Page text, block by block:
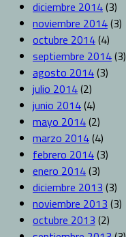
diciembre 2014(3)
noviembre 2014(3)
octubre 2014(4)
septiembre 2014(3)
agosto 2014(3)
julio 2014(2)
junio 2014(4)
mayo 2014(2)
marzo 2014(4)
febrero 2014(3)
enero 2014(3)
diciembre 2013 (3)
noviembre 2013 (3)
octubre 2013 (2)